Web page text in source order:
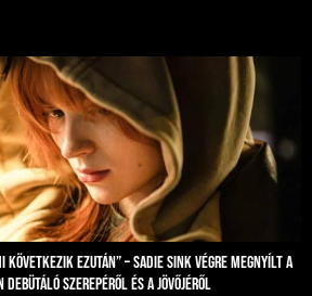
következik ezután” – Sadie Sink végre megnyílt a
debütáló szerepéről és a jövőjéről